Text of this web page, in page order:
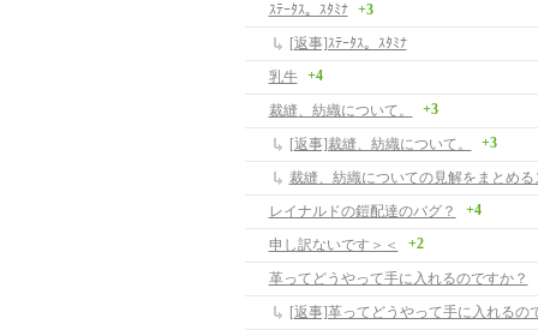
ｽﾃｰﾀｽ。ｽﾀﾐﾅ
+3
[返事]ｽﾃｰﾀｽ。ｽﾀﾐﾅ
乳牛
+4
裁縫、紡織について。 +3
[返事]裁縫、紡織について。 +3
裁縫、紡織についての見解をまとめる
レイナルドの鎧配達のバグ？
+4
申し訳ないです＞＜ +2
革ってどうやって手に入れるのですか？
[返事]革ってどうやって手に入れるの